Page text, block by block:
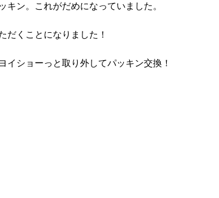
ン。これがだめになっていました。
だくことになりました！
イショーっと取り外してパッキン交換！